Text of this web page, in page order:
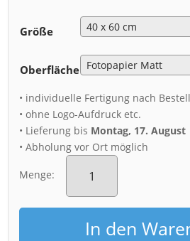
Größe
Oberfläche
• individuelle Fertigung nach
• ohne Logo-Aufdruck etc.
• Lieferung bis Montag, 17. August
• Abholung vor Ort möglich
Menge:
Poster
(00244)
Dresden
Menge
In den